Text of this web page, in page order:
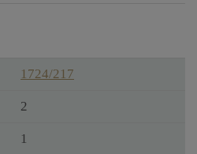
1724/217
2
1